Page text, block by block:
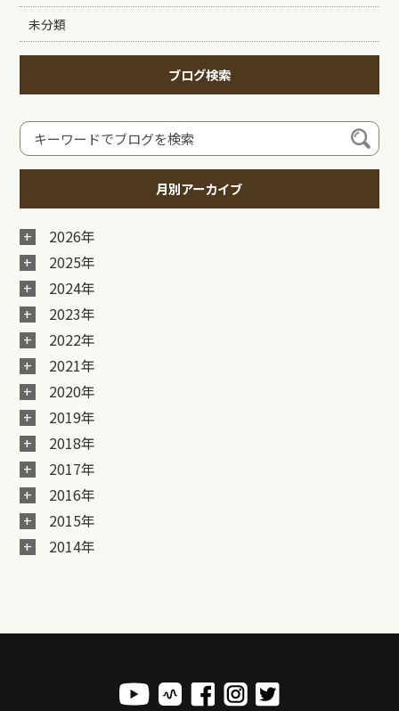
未分類
ブログ検索
月別アーカイブ
2026年
2025年
2024年
2023年
2022年
2021年
2020年
2019年
2018年
2017年
2016年
2015年
2014年